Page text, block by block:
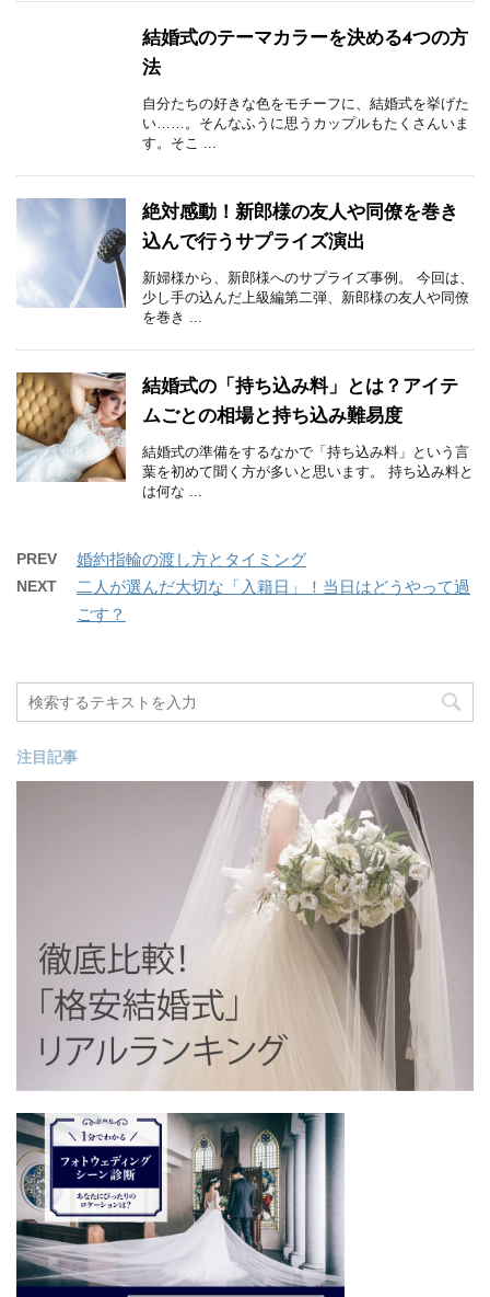
結婚式のテーマカラーを決める4つの方
法
自分たちの好きな色をモチーフに、結婚式を挙げた
い……。そんなふうに思うカップルもたくさんいま
す。そこ ...
絶対感動！新郎様の友人や同僚を巻き
込んで行うサプライズ演出
新婦様から、新郎様へのサプライズ事例。 今回は、
少し手の込んだ上級編第二弾、新郎様の友人や同僚
を巻き ...
結婚式の「持ち込み料」とは？アイテ
ムごとの相場と持ち込み難易度
結婚式の準備をするなかで「持ち込み料」という言
葉を初めて聞く方が多いと思います。 持ち込み料と
は何な ...
PREV 婚約指輪の渡し方とタイミング
NEXT
二人が選んだ大切な「入籍日」！当日はどうやって過
ごす？
注目記事